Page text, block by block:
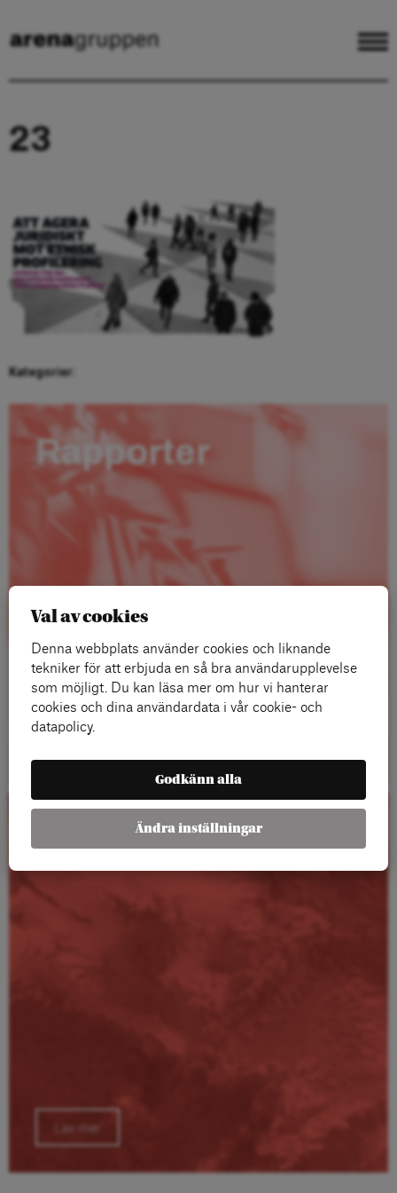
23
Kategorier:
Rapporter
Läs mer
Kalender
Läs mer
Val av cookies
Denna webbplats använder cookies och liknande
tekniker för att erbjuda en så bra användarupplevelse
som möjligt. Du kan läsa mer om hur vi hanterar
cookies och dina användardata i vår cookie- och
datapolicy.
Godkänn alla
Ändra inställningar